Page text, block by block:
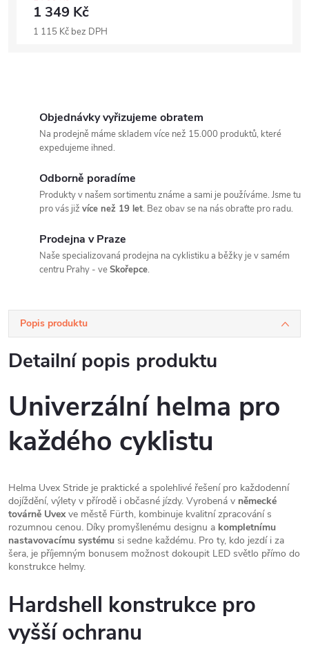
1 349 Kč
1 115 Kč bez DPH
Objednávky vyřizujeme obratem
Na prodejně máme skladem více než 15.000 produktů, které
expedujeme ihned.
Odborně poradíme
Produkty v našem sortimentu známe a sami je používáme. Jsme tu
pro vás již více než 19 let. Bez obav se na nás obraťte pro radu.
Prodejna v Praze
Naše specializovaná prodejna na cyklistiku a běžky je v samém
centru Prahy - veSkořepce.
Popis produktu
Detailní popis produktu
Univerzální helma pro
každého cyklistu
Helma Uvex Stride je praktické a spolehlivé řešení pro každodenní
dojíždění, výlety v přírodě i občasné jízdy. Vyrobená v německé
továrně Uvexve městě Fürth, kombinuje kvalitní zpracování s
rozumnou cenou. Díky promyšlenému designu a kompletnímu
nastavovacímu systému si sedne každému. Pro ty, kdo jezdí i za
šera, je příjemným bonusem možnost dokoupit LED světlo přímo do
konstrukce helmy.
Hardshell konstrukce pro
vyšší ochranu